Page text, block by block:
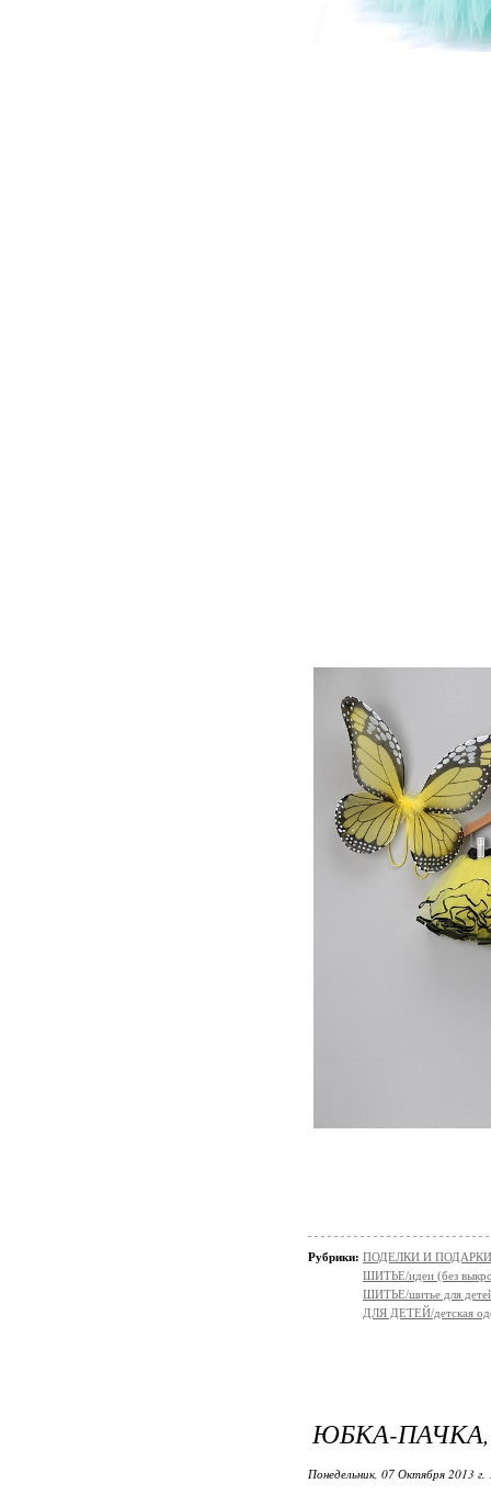
Рубрики: ПОДЕЛКИ И ПОДАРКИ
ШИТЬЕ/идеи (без
ШИТЬЕ/шитье для
ДЛЯ ДЕТЕЙ/детская
ЮБКА-ПАЧКА,
Понедельник, 07 Октября 2013 г.